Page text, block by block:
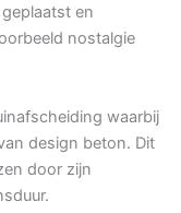
en
nostalgie
waarbij
design beton. Dit
door zijn